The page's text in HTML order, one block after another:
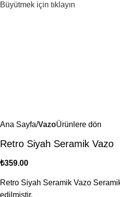
Büyütmek için tıklayın
Ana Sayfa VazoÜrünlere dön
Retro Siyah Seramik Vazo
₺359.00
Retro Siyah Seramik Vazo
edilmiştir.